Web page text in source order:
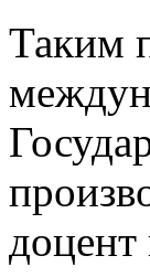
Таким